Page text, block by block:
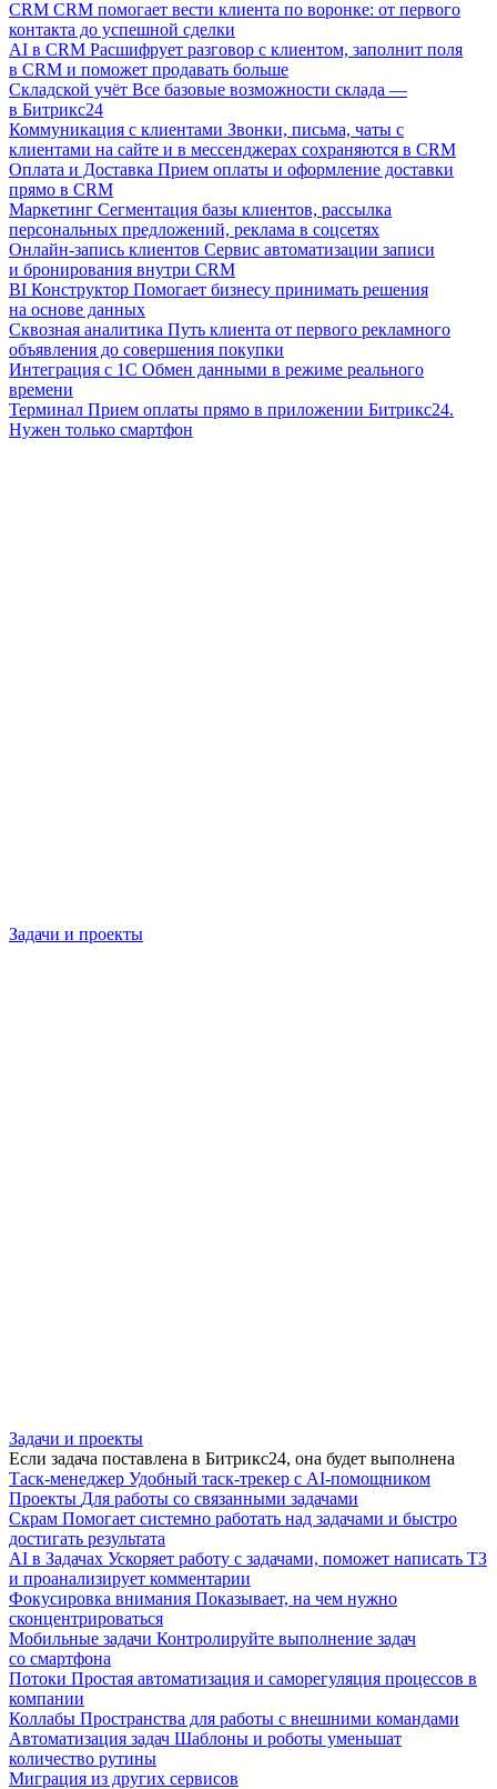
CRM CRM помогает вести клиента по воронке: от первого
контакта до успешной сделки
AI в CRM Расшифрует разговор с клиентом, заполнит поля
в CRM и поможет продавать больше
Складской учёт Все базовые возможности склада —
в Битрикс24
Коммуникация с клиентами Звонки, письма, чаты с
клиентами на сайте и в мессенджерах сохраняются в CRM
Оплата и Доставка Прием оплаты и оформление доставки
прямо в CRM
Маркетинг Сегментация базы клиентов, рассылка
персональных предложений, реклама в соцсетях
Онлайн-запись клиентов Сервис автоматизации записи
и бронирования внутри CRM
BI Конструктор Помогает бизнесу принимать решения
на основе данных
Сквозная аналитика Путь клиента от первого рекламного
объявления до совершения покупки
Интеграция с 1С Обмен данными в режиме реального
времени
Терминал Прием оплаты прямо в приложении Битрикс24.
Нужен только смартфон
Задачи и проекты
Задачи и проекты
Если задача поставлена в Битрикс24, она будет выполнена
Таск-менеджер Удобный таск-трекер с AI-помощником
Проекты Для работы со связанными задачами
Скрам Помогает системно работать над задачами и быстро
достигать результата
AI в Задачах Ускоряет работу с задачами, поможет написать ТЗ
и проанализирует комментарии
Фокусировка внимания Показывает, на чем нужно
сконцентрироваться
Мобильные задачи Контролируйте выполнение задач
со смартфона
Потоки Простая автоматизация и саморегуляция процессов в
компании
Коллабы Пространства для работы с внешними командами
Автоматизация задач Шаблоны и роботы уменьшат
количество рутины
Миграция из других сервисов